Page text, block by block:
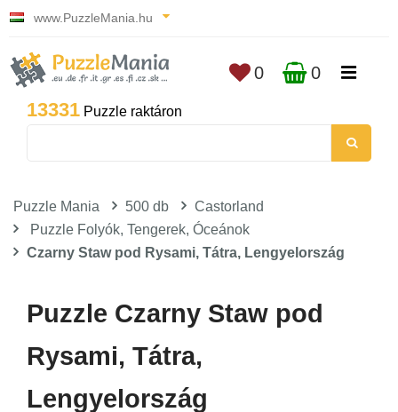
www.PuzzleMania.hu
13331 Puzzle raktáron
0 0
Puzzle Mania 500 db
Castorland
Puzzle Folyók, Tengerek, Óceánok
Czarny Staw pod Rysami, Tátra, Lengyelország
Puzzle Czarny Staw pod
Rysami, Tátra,
Lengyelország